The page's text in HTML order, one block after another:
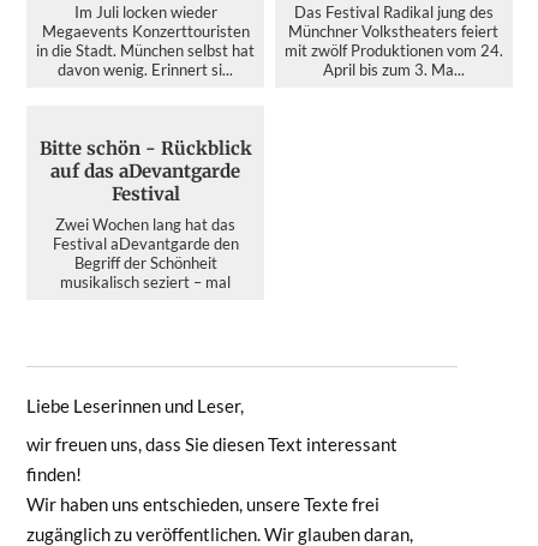
Im Juli locken wieder
Megaevents Konzerttouristen
in die Stadt. München selbst hat
davon wenig. Erinnert si...
Das Festival Radikal jung des
Münchner Volkstheaters feiert
mit zwölf Produktionen vom 24.
April bis zum 3. Ma...
Bitte schön - Rückblick
auf das aDevantgarde
Festival
Zwei Wochen lang hat das
Festival aDevantgarde den
Begriff der Schönheit
musikalisch seziert – mal
Liebe Leserinnen und Leser,
wir freuen uns, dass Sie diesen Text interessant
finden!
Wir haben uns entschieden, unsere Texte frei
zugänglich zu veröffentlichen. Wir glauben daran,